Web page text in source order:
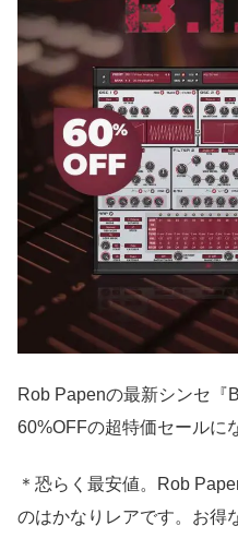
Rob Papenの最新シンセ『
60%OFFの超特価セールに
＊恐らく最安値。Rob
のはかなりレアです。お得